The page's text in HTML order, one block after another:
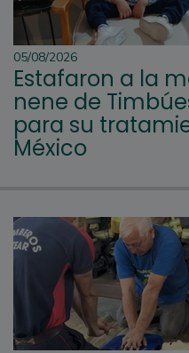
05/08/2026
Estafaron a la
nene de
para su
México